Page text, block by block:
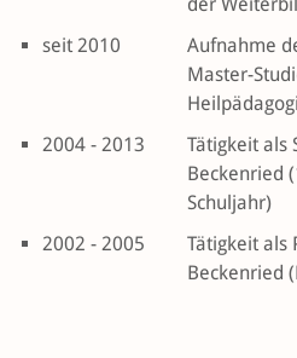
der
seit 2010
Aufnahme
Master-
2004 - 2013
Tätigkeit als
Beckenried
Schuljahr)
2002 - 2005
Tätigkeit als
Beckenried